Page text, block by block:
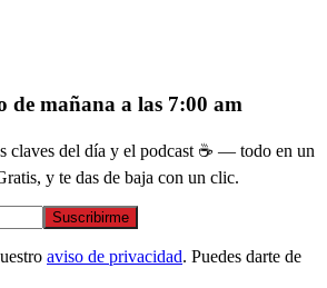
de mañana a las 7:00 am
claves del día y el podcast ☕ — todo en un
y te das de baja con un clic.
Suscribirme
aviso de privacidad. Puedes darte de